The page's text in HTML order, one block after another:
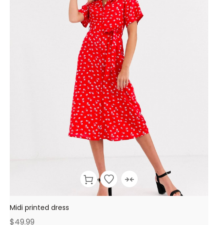
Midi printed dress
$49.99